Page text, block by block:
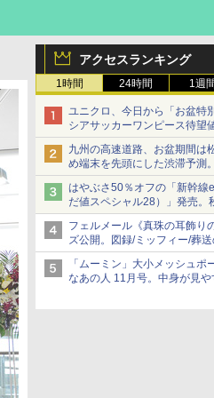
アクセスランキング
1時間 24時間 1週
ユニクロ、今日から「お盆特
シアサッカーワンピース待望
ショーツは1990円に
九州の高速道路、お盆期間は
め端末を先頭にした渋滞予測
回は料金調整を実施
はやぶさ50％オフの「新幹線
だ値スペシャル28）」発売。
ねっと限定
フェルメール《真珠の耳飾り
ズ公開。図録/ミッフィー/葬
か、注目ブランドコラボが実
「ムーミン」大小メッシュポ
なあの人 11月号。中身が見